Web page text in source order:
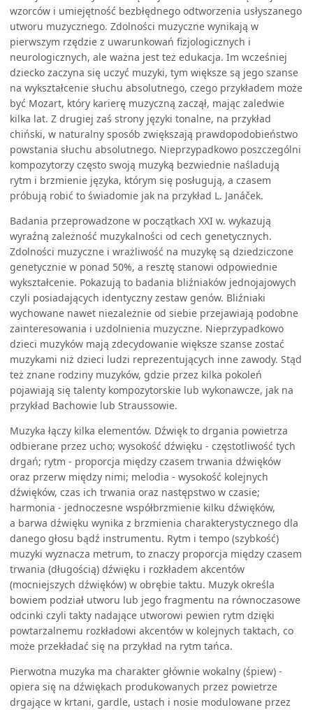
wzorców i umiejętność bezbłędnego odtworzenia usłyszanego
utworu muzycznego. Zdolności muzyczne wynikają w
pierwszym rzędzie z uwarunkowań fizjologicznych i
neurologicznych, ale ważna jest też edukacja. Im wcześniej
dziecko zaczyna się uczyć muzyki, tym większe są jego szanse
na wykształcenie słuchu absolutnego, czego przykładem może
być Mozart, który karierę muzyczną zaczął, mając zaledwie
kilka lat. Z drugiej zaś strony języki tonalne, na przykład
chiński, w naturalny sposób zwiększają prawdopodobieństwo
powstania słuchu absolutnego. Nieprzypadkowo poszczególni
kompozytorzy często swoją muzyką bezwiednie naśladują
rytm i brzmienie języka, którym się posługują, a czasem
próbują robić to świadomie jak na przykład L. Janáček.
Badania przeprowadzone w początkach XXI w. wykazują
wyraźną zależność muzykalności od cech genetycznych.
Zdolności muzyczne i wrażliwość na muzykę są dziedziczone
genetycznie w ponad 50%, a resztę stanowi odpowiednie
wykształcenie. Pokazują to badania bliźniaków jednojajowych
czyli posiadających identyczny zestaw genów. Bliźniaki
wychowane nawet niezależnie od siebie przejawiają podobne
zainteresowania i uzdolnienia muzyczne. Nieprzypadkowo
dzieci muzyków mają zdecydowanie większe szanse zostać
muzykami niż dzieci ludzi reprezentujących inne zawody. Stąd
też znane rodziny muzyków, gdzie przez kilka pokoleń
pojawiają się talenty kompozytorskie lub wykonawcze, jak na
przykład Bachowie lub Straussowie.
Muzyka łączy kilka elementów. Dźwięk to drgania powietrza
odbierane przez ucho; wysokość dźwięku - częstotliwość tych
drgań; rytm - proporcja między czasem trwania dźwięków
oraz przerw między nimi; melodia - wysokość kolejnych
dźwięków, czas ich trwania oraz następstwo w czasie;
harmonia - jednoczesne współbrzmienie kilku dźwięków,
a barwa dźwięku wynika z brzmienia charakterystycznego dla
danego głosu bądź instrumentu. Rytm i tempo (szybkość)
muzyki wyznacza metrum, to znaczy proporcja między czasem
trwania (długością) dźwięku i rozkładem akcentów
(mocniejszych dźwięków) w obrębie taktu. Muzyk określa
bowiem podział utworu lub jego fragmentu na równoczasowe
odcinki czyli takty nadające utworowi pewien rytm dzięki
powtarzalnemu rozkładowi akcentów w kolejnych taktach, co
może przekładać się na przykład na rytm tańca.
Pierwotna muzyka ma charakter głównie wokalny (śpiew) -
opiera się na dźwiękach produkowanych przez powietrze
drgające w krtani, gardle, ustach i nosie modulowane przez